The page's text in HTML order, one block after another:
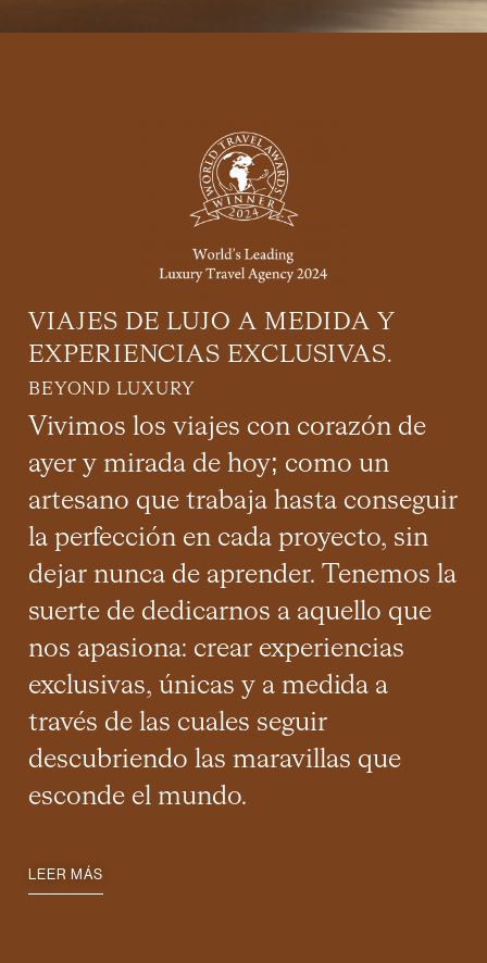
catalizador de salud,
vitalidad y
longevidad.
HAZ CLIC AQUÍ
VIAJES DE LUJO A MEDIDA Y
EXPERIENCIAS EXCLUSIVAS.
BEYOND LUXURY
Vivimos los viajes con corazón de
ayer y mirada de hoy; como un
artesano que trabaja hasta conseguir
la perfección en cada proyecto, sin
dejar nunca de aprender. Tenemos la
suerte de dedicarnos a aquello que
nos apasiona: crear experiencias
exclusivas, únicas y a medida a
través de las cuales seguir
descubriendo las maravillas que
esconde el mundo.
LEER MÁS